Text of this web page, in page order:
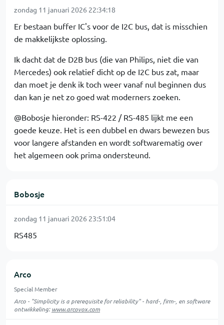
zondag 11 januari 2026 22:34:18
Er bestaan buffer IC's voor de I2C bus, dat is misschien
de makkelijkste oplossing.
Ik dacht dat de D2B bus (die van Philips, niet die van
Mercedes) ook relatief dicht op de I2C bus zat, maar
dan moet je denk ik toch weer vanaf nul beginnen dus
dan kan je net zo goed wat moderners zoeken.
@Bobosje hieronder: RS-422 / RS-485 lijkt me een
goede keuze. Het is een dubbel en dwars bewezen bus
voor langere afstanden en wordt softwarematig over
het algemeen ook prima ondersteund.
Bobosje
zondag 11 januari 2026 23:51:04
RS485
Arco
Special Member
Arco - "Simplicity is a prerequisite for reliability" - hard-, firm-, en software
ontwikkeling:www.arcovox.com